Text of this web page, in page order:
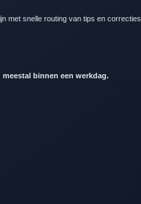
met snelle routing van tips en correcties.
meestal binnen een werkdag.